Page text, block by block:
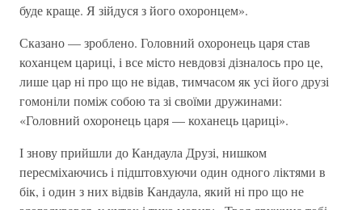
буде краще. Я зійдуся з його охоронцем».
Сказано — зроблено. Головний охоронець царя став
коханцем цариці, і все місто невдовзі дізналось про це,
лише цар ні про що не відав, тимчасом як усі його друзі
гомоніли поміж собою та зі своїми дружинами:
«Головний охоронець царя — коханець цариці».
І знову прийшли до Кандаула Друзі, нишком
пересміхаючись і підштовхуючи один одного ліктями в
бік, і один з них відвів Кандаула, який ні про що не